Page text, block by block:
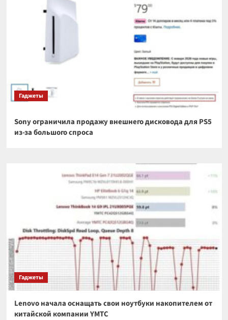
Гаджеты
Sony ограничила продажу внешнего дисковода для PS5
из-за большого спроса
Гаджеты
Lenovo начала оснащать свои ноутбуки накопителем от
китайской компании YMTC